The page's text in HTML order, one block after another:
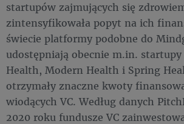
startupów zajmujących się
zintensyfikowała popyt na ich
świecie platformy podobne do
udostępniają obecnie m.in.
Health, Modern Health i Spring
otrzymały znaczne kwoty
wiodących VC. Według danych
2020 roku fundusze VC